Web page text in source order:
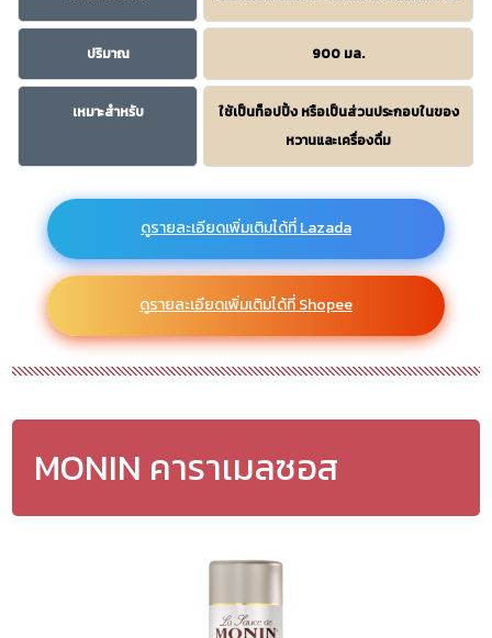
ปริมาณ 900 มล.
เหมาะสำหรับ
ใช้เป็นท็อปปิ้ง หรือเป็นส่วนประกอบในของ
หวานและเครื่องดื่ม
ดูรายละเอียดเพิ่มเติมได้ที่ Lazada
ดูรายละเอียดเพิ่มเติมได้ที่ Shopee
MONIN คาราเมลซอส